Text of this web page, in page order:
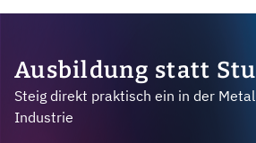
Ausbildung statt
Steig direkt praktisch ein in der
Industrie